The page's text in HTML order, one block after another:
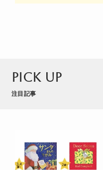
PICK UP
注目記事